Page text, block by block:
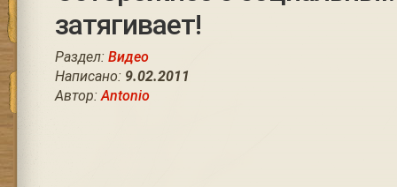
затягивает!
Раздел: Видео
Написано: 9.02.2011
Автор:Antonio